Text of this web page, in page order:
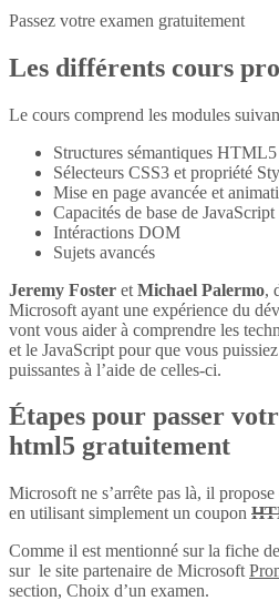
Passez votre examen gratuitement
Les différents cours
Le cours comprend les modules
Structures sémantiques HTML5
Sélecteurs CSS3 et propriété
Mise en page avancée et
Capacités de base de JavaScript
Intéractions DOM
Sujets avancés
Jeremy Foster et Michael Palermo,
Microsoft ayant une expérience du
vont vous aider à comprendre les
et le JavaScript pour que vous
puissantes à l’aide de celles-ci.
Étapes pour passer
html5 gratuitement
Microsoft ne s’arrête pas là, il
en utilisant simplement un coupon
Comme il est mentionné sur la fiche
sur le site partenaire de Microsoft
section, Choix d’un examen.